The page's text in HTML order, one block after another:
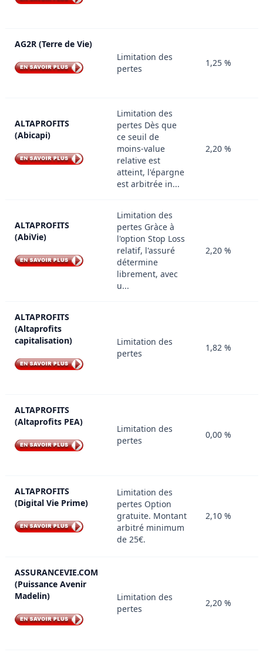
AG2R (Terre de Vie)
Limitation des
pertes
1,25 %
ALTAPROFITS
(Abicapi)
Limitation des
pertes Dès que
ce seuil de
moins-value
relative est
atteint, l'épargne
est arbitrée in...
2,20 %
ALTAPROFITS
(AbiVie)
Limitation des
pertes Gràce à
l'option Stop Loss
relatif, l'assuré
détermine
librement, avec
u...
2,20 %
ALTAPROFITS
(Altaprofits
capitalisation)
Limitation des
pertes
1,82 %
ALTAPROFITS
(Altaprofits PEA)
Limitation des
pertes
0,00 %
ALTAPROFITS
(Digital Vie Prime)
Limitation des
pertes Option
gratuite. Montant
arbitré minimum
de 25€.
2,10 %
ASSURANCEVIE.COM
(Puissance Avenir
Madelin)
Limitation des
pertes
2,20 %